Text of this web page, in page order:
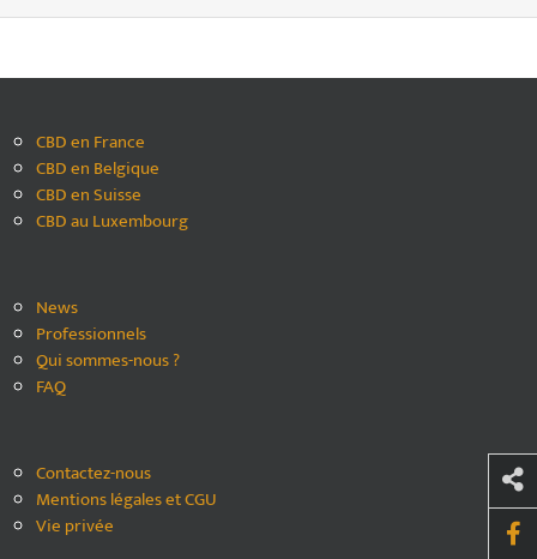
CBD en France
CBD en Belgique
CBD en Suisse
CBD au Luxembourg
News
Professionnels
Qui sommes-nous ?
FAQ
Contactez-nous
Mentions légales et CGU
Vie privée